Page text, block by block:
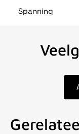
Spanning